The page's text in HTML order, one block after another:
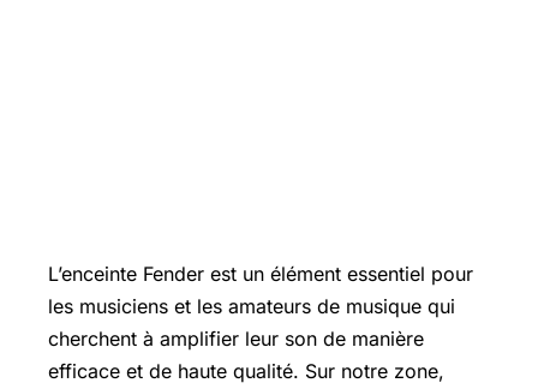
L’enceinte Fender est un élément essentiel pour
les musiciens et les amateurs de musique qui
cherchent à amplifier leur son de manière
efficace et de haute qualité. Sur notre zone,